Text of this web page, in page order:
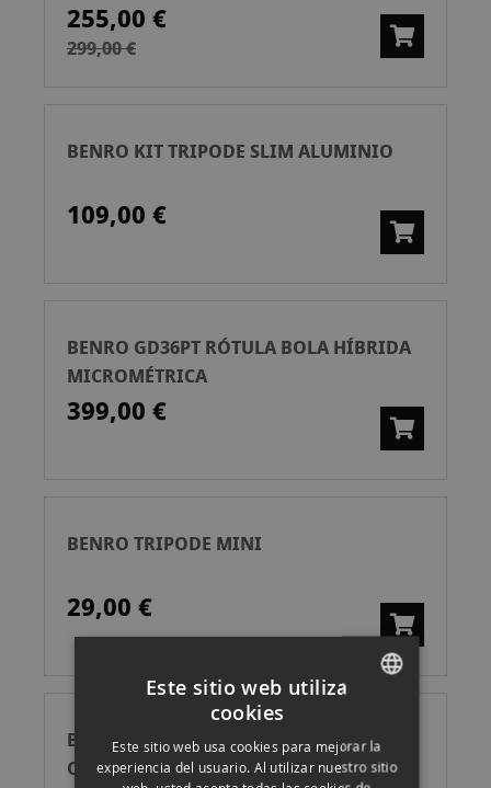
255,00 €
299,00 €
BENRO KIT TRIPODE SLIM ALUMINIO
109,00 €
BENRO GD36PT RÓTULA BOLA HÍBRIDA
MICROMÉTRICA
399,00 €
BENRO TRIPODE MINI
29,00 €
BENRO KIT TRIPODE TORTOISE 35C
CARBONO + GX35
ENGLISH
Este sitio web utiliza
cookies
Este sitio web usa cookies para mejorar la
experiencia del usuario. Al utilizar nuestro sitio